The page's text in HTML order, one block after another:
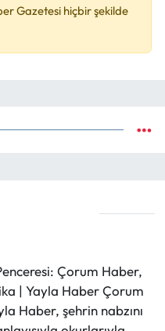
Gazetesi hiçbir şekilde
Çorum Haber,
| Yayla Haber Çorum
Haber, şehrin nabzını